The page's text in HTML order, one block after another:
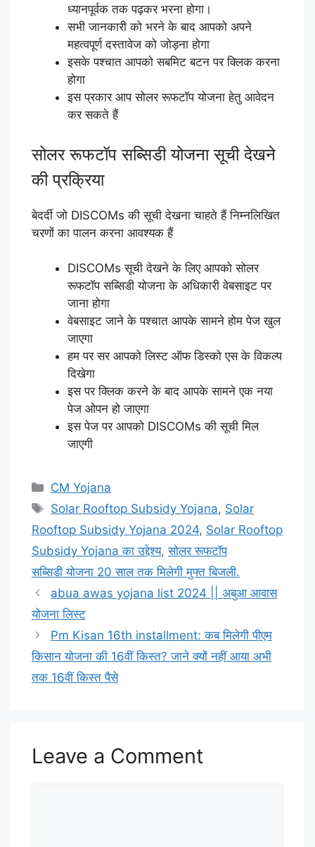
ध्यानपूर्वक तक पढ़कर भरना होगा।
सभी जानकारी को भरने के बाद आपको अपने
महत्वपूर्ण दस्तावेज को जोड़ना होगा
इसके पश्चात आपको सबमिट बटन पर क्लिक करना
होगा
इस प्रकार आप सोलर रूफटॉप योजना हेतु आवेदन
कर सकते हैं
सोलर रूफटॉप सब्सिडी योजना सूची देखने
की प्रक्रिया
बेदर्दी जो DISCOMs की सूची देखना चाहते हैं निम्नलिखित
चरणों का पालन करना आवश्यक हैं
DISCOMs सूची देखने के लिए आपको सोलर
रूफटॉप सब्सिडी योजना के अधिकारी वेबसाइट पर
जाना होगा
वेबसाइट जाने के पश्चात आपके सामने होम पेज खुल
जाएगा
हम पर सर आपको लिस्ट ऑफ डिस्को एस के विकल्प
दिखेगा
इस पर क्लिक करने के बाद आपके सामने एक नया
पेज ओपन हो जाएगा
इस पेज पर आपको DISCOMs की सूची मिल
जाएगी
Categories
CM Yojana
Tags
Solar Rooftop Subsidy Yojana, Solar
Rooftop Subsidy Yojana 2024, Solar Rooftop
Subsidy Yojana का उद्देश्य,सोलर रूफटॉप
सब्सिडी योजना 20 साल तक मिलेगी मुफ्त बिजली.
abua awas yojana list 2024 || अबुआ आवास
योजना लिस्ट
Pm Kisan 16th installment: कब मिलेगी पीएम
किसान योजना की 16वीं किस्त? जाने क्यों नहीं आया अभी
तक 16वीं किस्त पैसे
Leave a Comment